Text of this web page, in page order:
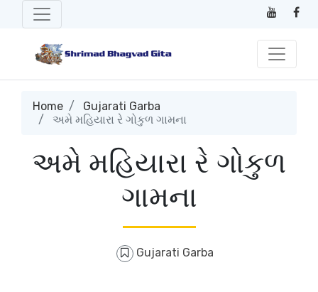
Home
Gujarati Garba
અમે મહિયારા રે ગોકુળ ગામના
અમે મહિયારા રે ગોકુળ
ગામના
Gujarati Garba